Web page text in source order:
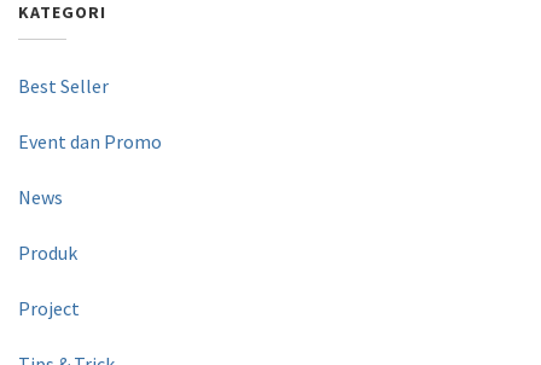
KATEGORI
Best Seller
Event dan Promo
News
Produk
Project